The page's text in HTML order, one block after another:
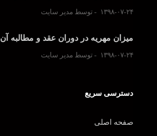
۱۳۹۸-۰۷-۲۴ توسط مدیر سایت
میزان مهریه در دوران عقد و مطالبه آن
۱۳۹۸-۰۷-۲۴ توسط مدیر سایت
دسترسی سریع
صفحه اصلی